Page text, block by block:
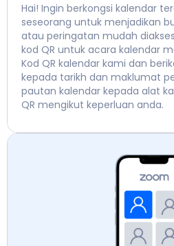
Hai! Ingin berkongsi kalendar
seseorang untuk menjadikan
atau peringatan mudah
kod QR untuk acara kalendar
Kod QR kalendar kami dan
kepada tarikh dan maklumat
pautan kalendar kepada alat
QR mengikut keperluan anda.